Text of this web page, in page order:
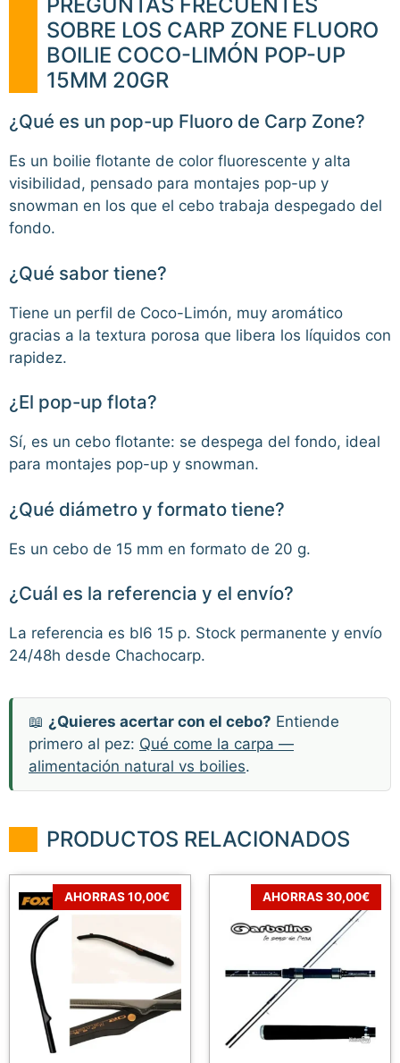
SOBRE LOS CARP ZONE FLUORO
BOILIE COCO-LIMÓN POP-UP
15MM 20GR
¿Qué es un pop-up Fluoro de Carp Zone?
Es un boilie flotante de color fluorescente y alta
visibilidad, pensado para montajes pop-up y
snowman en los que el cebo trabaja despegado del
fondo.
¿Qué sabor tiene?
Tiene un perfil de Coco-Limón, muy aromático
gracias a la textura porosa que libera los líquidos con
rapidez.
¿El pop-up flota?
Sí, es un cebo flotante: se despega del fondo, ideal
para montajes pop-up y snowman.
¿Qué diámetro y formato tiene?
Es un cebo de 15 mm en formato de 20 g.
¿Cuál es la referencia y el envío?
La referencia es bl6 15 p. Stock permanente y envío
24/48h desde Chachocarp.
📖 ¿Quieres acertar con el cebo? Entiende
primero al pez: Qué come la carpa —
alimentación natural vs boilies.
PRODUCTOS RELACIONADOS
AHORRAS 10,00€ AHORRAS 30,00€